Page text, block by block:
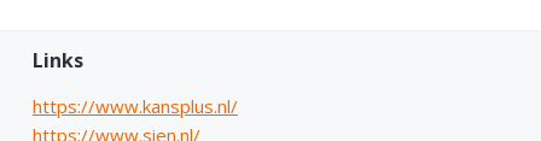
Links
https://www.kansplus.nl/
https://www.sien.nl/